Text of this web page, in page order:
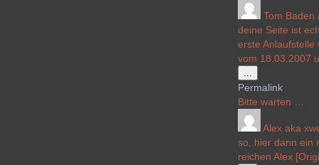
Tom Baden
deine Seite ist
erste Anlaufstelle
vom 18.03.2007
...
Metabox
ein-/ausblenden.
Permalink
Bitte warten …
Alex aka
so, hier dann ein
reichen Alex